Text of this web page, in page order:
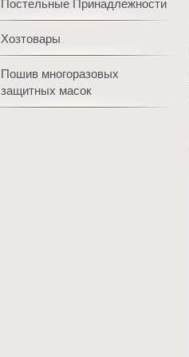
Постельные Принадлежности
Хозтовары
Пошив многоразовых
защитных масок